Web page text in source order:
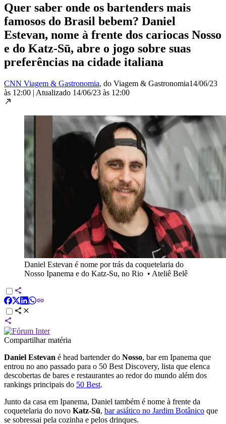
Quer saber onde os bartenders mais
famosos do Brasil bebem? Daniel
Estevan, nome à frente dos cariocas Nosso
e do Katz-Sū, abre o jogo sobre suas
preferências na cidade italiana
CNN Viagem & Gastronomia, do Viagem & Gastronomia14/06/23
às 12:00 | Atualizado 14/06/23 às 12:00
Daniel Estevan é nome por trás da coquetelaria do
Nosso Ipanema e do Katz-Su, no Rio • Ateliê Belê
Compartilhar matéria
Daniel Estevan é head bartender do Nosso, bar em Ipanema que
entrou no ano passado para o 50 Best Discovery, lista que elenca
descobertas de bares e restaurantes ao redor do mundo além dos
rankings principais do 50 Best.
Junto da casa em Ipanema, Daniel também é nome à frente da
coquetelaria do novo Katz-Sū, bar asiático no Jardim Botânico que
se sobressai pela cozinha e pelos drinques.